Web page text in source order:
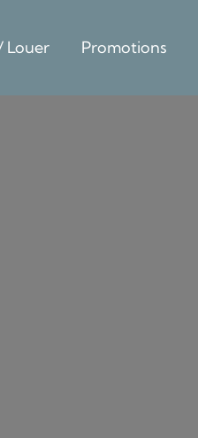
Louer Promotions